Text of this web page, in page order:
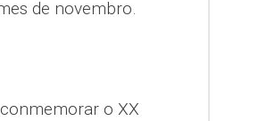
de novembro.
o XX